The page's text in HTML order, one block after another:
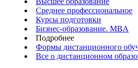
Среднее профессиональное
Курсы подготовки
Бизнес-образование. MBA
Подробнее
Формы дистанционного
Все о дистанционном